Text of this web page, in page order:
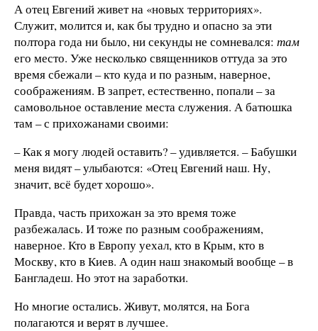
А отец Евгений живет на «новых территориях».
Служит, молится и, как бы трудно и опасно за эти
полтора года ни было, ни секунды не сомневался: там
его место. Уже несколько священников оттуда за это
время сбежали – кто куда и по разным, наверное,
соображениям. В запрет, естественно, попали – за
самовольное оставление места служения. А батюшка
там – с прихожанами своими:
– Как я могу людей оставить? – удивляется. – Бабушки
меня видят – улыбаются: «Отец Евгений наш. Ну,
значит, всё будет хорошо».
Правда, часть прихожан за это время тоже
разбежалась. И тоже по разным соображениям,
наверное. Кто в Европу уехал, кто в Крым, кто в
Москву, кто в Киев. А один наш знакомый вообще – в
Бангладеш. Но этот на заработки.
Но многие остались. Живут, молятся, на Бога
полагаются и верят в лучшее.